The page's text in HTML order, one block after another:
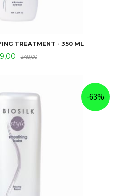
TREATMENT - 350 ML
249,00Rabatt
-63%